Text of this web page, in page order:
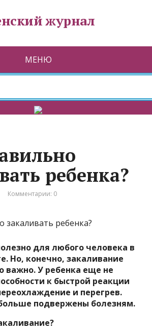
журнал
МЕНЮ
ребенка?
Комментарии: 0
для любого человека в
Но, конечно, закаливание
важно. У ребенка еще не
к быстрой реакции
и перегрев.
подвержены болезням.